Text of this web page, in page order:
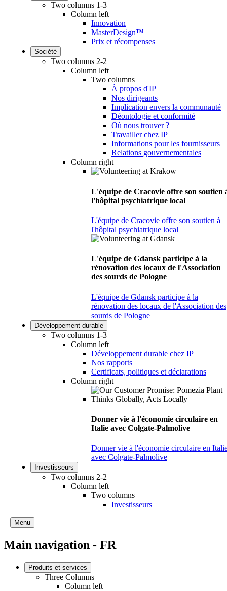
Two columns 1-3
Column left
Innovation
MasterDesign™
Prix et récompenses
Société
Two columns 2-2
Column left
Two columns
À propos d'IP
Nos dirigeants
Implication envers la communauté
Déontologie et conformité
Où nous trouver ?
Travailler chez IP
Informations pour les fournisseurs
Relations gouvernementales
Column right
L'équipe de Cracovie offre son soutien
l'hôpital psychiatrique local
L'équipe de Cracovie offre son soutien à
l'hôpital psychiatrique local
L'équipe de Gdansk participe à la
rénovation des locaux de l'Association
des sourds de Pologne
L'équipe de Gdansk participe à la
rénovation des locaux de l'Association des
sourds de Pologne
Développement durable
Two columns 1-3
Column left
Développement durable chez IP
Nos rapports
Certificats, politiques et déclarations
Column right
Donner vie à l'économie circulaire en
Italie avec Colgate-Palmolive
Donner vie à l'économie circulaire en
avec Colgate-Palmolive
Investisseurs
Two columns 2-2
Column left
Two columns
Investisseurs
Menu
Main navigation - FR
Produits et services
Three Columns
Column left